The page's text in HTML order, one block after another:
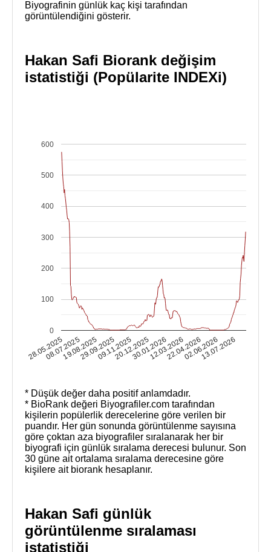
Biyografinin günlük kaç kişi tarafından
görüntülendiğini gösterir.
Hakan Safi Biorank değişim
istatistiği (Popülarite INDEXi)
28.05.2025
08.07.202519.08.202529.09.202509.11.202520.12.202530.01.202612.03.202622.04.202602.06.2026
13.07.2026
0
100
200
300
400
500
600
* Düşük değer daha positif anlamdadır.
* BioRank değeri Biyografiler.com tarafından
kişilerin popülerlik derecelerine göre verilen bir
puandır. Her gün sonunda görüntülenme sayısına
göre çoktan aza biyografiler sıralanarak her bir
biyografi için günlük sıralama derecesi bulunur. Son
30 güne ait ortalama sıralama derecesine göre
kişilere ait biorank hesaplanır.
Hakan Safi günlük
görüntülenme sıralaması
istatistiği